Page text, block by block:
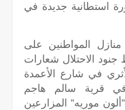
استطانية جديدة في
المواطنين على
جنود الاحتلال شعارات
في شارع الأعمدة
قرية سالم هاجم
موريه” المزارعين